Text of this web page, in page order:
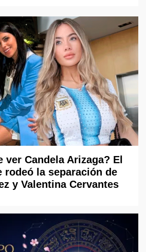
ver Candela Arizaga? El
rodeó la separación de
y Valentina Cervantes